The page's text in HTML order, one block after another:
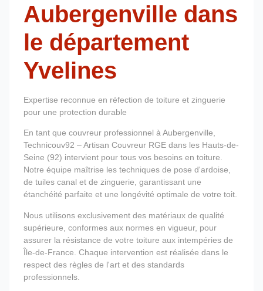
Aubergenville dans
le département
Yvelines
Expertise reconnue en réfection de toiture et zinguerie
pour une protection durable
En tant que couvreur professionnel à Aubergenville,
Technicouv92 – Artisan Couvreur RGE dans les Hauts-de-
Seine (92) intervient pour tous vos besoins en toiture.
Notre équipe maîtrise les techniques de pose d'ardoise,
de tuiles canal et de zinguerie, garantissant une
étanchéité parfaite et une longévité optimale de votre toit.
Nous utilisons exclusivement des matériaux de qualité
supérieure, conformes aux normes en vigueur, pour
assurer la résistance de votre toiture aux intempéries de
Île-de-France. Chaque intervention est réalisée dans le
respect des règles de l'art et des standards
professionnels.